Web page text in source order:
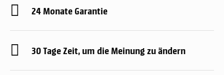
24 Monate Garantie
30 Tage Zeit, um die Meinung zu ändern